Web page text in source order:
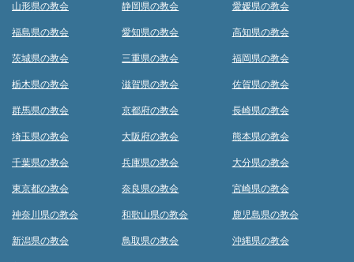
山形県の教会
福島県の教会
茨城県の教会
栃木県の教会
群馬県の教会
埼玉県の教会
千葉県の教会
東京都の教会
神奈川県の教会
新潟県の教会
静岡県の教会
愛知県の教会
三重県の教会
滋賀県の教会
京都府の教会
大阪府の教会
兵庫県の教会
奈良県の教会
和歌山県の教会
鳥取県の教会
愛媛県の教会
高知県の教会
福岡県の教会
佐賀県の教会
長崎県の教会
熊本県の教会
大分県の教会
宮崎県の教会
鹿児島県の教会
沖縄県の教会